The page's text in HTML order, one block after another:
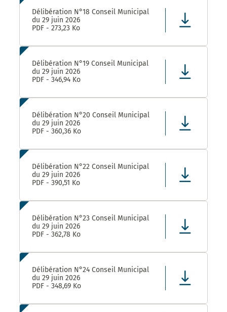
Délibération N°18 Conseil Municipal
du 29 juin 2026
PDF - 273,23 Ko
Délibération N°19 Conseil Municipal
du 29 juin 2026
PDF - 346,94 Ko
Délibération N°20 Conseil Municipal
du 29 juin 2026
PDF - 360,36 Ko
Délibération N°22 Conseil Municipal
du 29 juin 2026
PDF - 390,51 Ko
Délibération N°23 Conseil Municipal
du 29 juin 2026
PDF - 362,78 Ko
Délibération N°24 Conseil Municipal
du 29 juin 2026
PDF - 348,69 Ko